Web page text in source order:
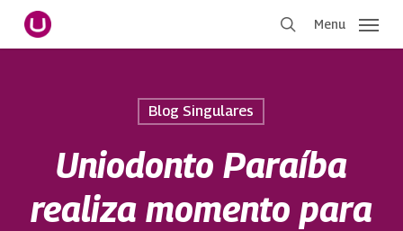
Pular
para
Menu
Blog Singulares
Uniodonto Paraíba
realiza momento para